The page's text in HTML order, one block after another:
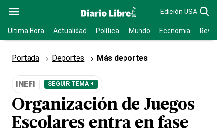
Edición USA
Última Hora Actualidad Política Mundo Economía
Portada Deportes Más deportes
INEFI SEGUIR TEMA +
Organización de Juegos
Escolares entra en fase